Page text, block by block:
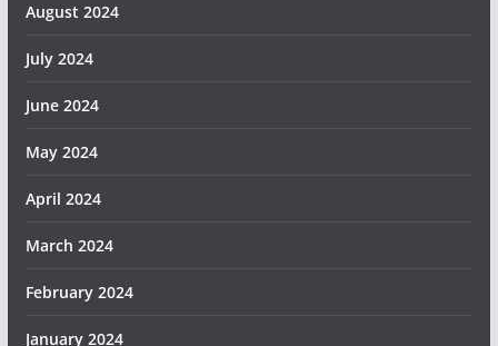
August 2024
July 2024
June 2024
May 2024
April 2024
March 2024
February 2024
January 2024